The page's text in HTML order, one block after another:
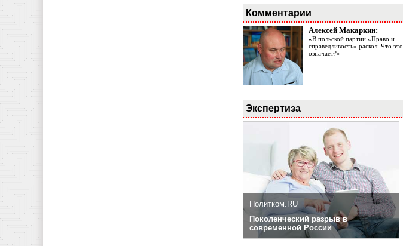
Комментарии
Алексей Макаркин:
«В польской партии «Право и
справедливость» раскол. Что это
означает?»
Экспертиза
Политком.RU
Поколенческий разрыв в
современной России